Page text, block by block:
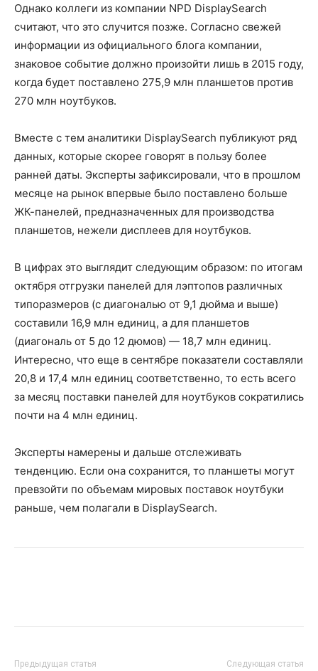
Однако коллеги из компании NPD DisplaySearch
считают, что это случится позже. Согласно свежей
информации из официального блога компании,
знаковое событие должно произойти лишь в 2015 году,
когда будет поставлено 275,9 млн планшетов против
270 млн ноутбуков.
Вместе с тем аналитики DisplaySearch публикуют ряд
данных, которые скорее говорят в пользу более
ранней даты. Эксперты зафиксировали, что в прошлом
месяце на рынок впервые было поставлено больше
ЖК-панелей, предназначенных для производства
планшетов, нежели дисплеев для ноутбуков.
В цифрах это выглядит следующим образом: по итогам
октября отгрузки панелей для лэптопов различных
типоразмеров (с диагональю от 9,1 дюйма и выше)
составили 16,9 млн единиц, а для планшетов
(диагональ от 5 до 12 дюмов) — 18,7 млн единиц.
Интересно, что еще в сентябре показатели составляли
20,8 и 17,4 млн единиц соответственно, то есть всего
за месяц поставки панелей для ноутбуков сократились
почти на 4 млн единиц.
Эксперты намерены и дальше отслеживать
тенденцию. Если она сохранится, то планшеты могут
превзойти по объемам мировых поставок ноутбуки
раньше, чем полагали в DisplaySearch.
Предыдущая статья Следующая статья